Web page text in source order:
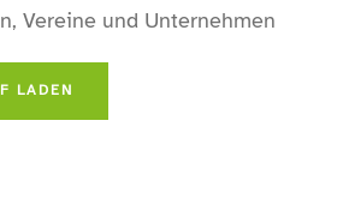
Vereine und Unternehmen
LADEN